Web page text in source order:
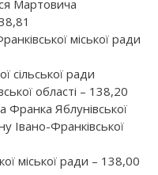
Мартовича
міської ради
сільської ради
області – 138,20
Франка Яблунівської
Івано-Франківської
міської ради – 138,00